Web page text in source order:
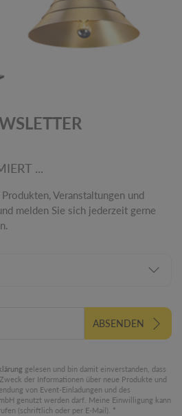
...
Veranstaltungen und
melden Sie sich jederzeit gerne
ABSENDEN
gelesen und bin damit einverstanden, dass
der Informationen über neue Produkte und
von Event-Einladungen und des
genutzt werden darf. Meine Einwilligung kann
(schriftlich oder per E-Mail).